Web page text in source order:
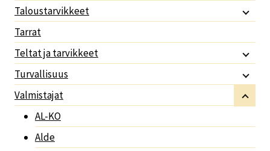
Taloustarvikkeet
Tarrat
Teltat ja tarvikkeet
Turvallisuus
Valmistajat
AL-KO
Alde